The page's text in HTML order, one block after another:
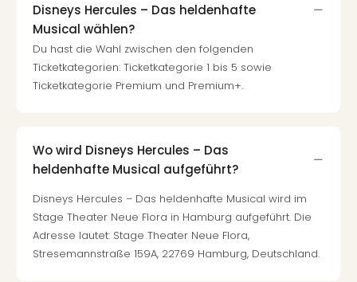
Disneys Hercules – Das heldenhafte
Musical wählen?
Du hast die Wahl zwischen den folgenden
Ticketkategorien: Ticketkategorie 1 bis 5 sowie
Ticketkategorie Premium und Premium+.
Wo wird Disneys Hercules – Das
heldenhafte Musical aufgeführt?
Disneys Hercules – Das heldenhafte Musical wird im
Stage Theater Neue Flora in Hamburg aufgeführt. Die
Adresse lautet: Stage Theater Neue Flora,
Stresemannstraße 159A, 22769 Hamburg, Deutschland.